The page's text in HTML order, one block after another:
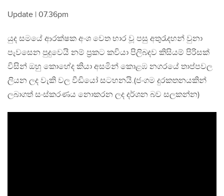
Update | 07.36pm
යුද සමයේ ආරක්ෂක අංශ වෙත භාර වූ පසු අතුරැදහන් වුනා
පැවසෙන පුදුවෙයි නම් ප්‍රකට කවියා පිලිබදව කිසියම් පිරිසක්
විසින් ඔහු කොහේද කියා අසමින් කොළඹ නගරයේ තාප්පවල
ලියන ලද වැකි වල වීඩියෝ සටහනයි.(ජංගම දුරකතනයකින්
ලබාගත් සංස්කරණය නොකරන ලද දර්ශන බව සලකන්න)